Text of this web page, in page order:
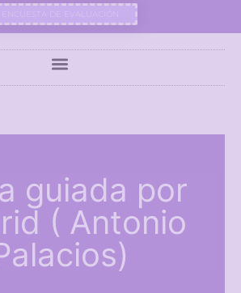
ENCUESTA DE EVALUACIÓN
guiada por
( Antonio